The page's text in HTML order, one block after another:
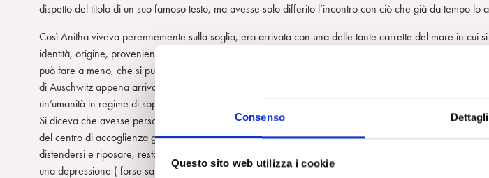
Consenso Dettagli
Questo sito web utilizza i cookie
dispetto del titolo di un suo famoso testo, ma avesse solo differito l’incontro con ciò che già da tempo lo
Così Anitha viveva perennemente sulla soglia, era arrivata con una delle tante carrette del mare in cui
identità, origine, provenienza, tutta una fetta della propria umanità che molto a lungo sembra
può fare a meno, che si può vivere ( o meglio sopravvivere) anche senza. Nello stesso identico modo in
di Auschwitz appena arrivavano nel campo perdevano istantaneamente tutta una porzione della loro
un’umanità in regime di sopravvivenza ovvero in difetto di umanizzazione, per così dire.
Si diceva che avesse perso un bambino ma non si sapeva bene né dove né come, restava tutto il
del centro di accoglienza guardando fuori, come se aspettasse qualcuno; di sera restava sulla soglia
distendersi e riposare, restava semivigile, in attesa…sembrava entrata in una ‘sospensione’ del tempo.
una depressione ( forse sarebbe meglio dire una deprivazione?) Quando me la portarono chissà cosa